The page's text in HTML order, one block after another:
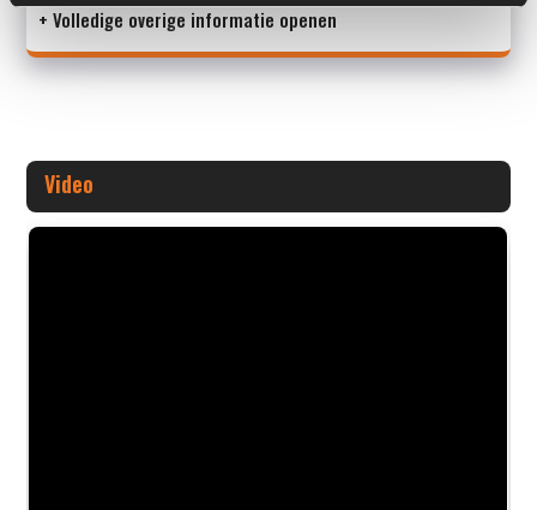
+ Volledige overige informatie openen
Video